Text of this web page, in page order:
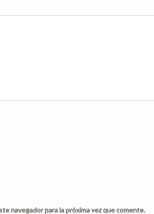
navegador para la próxima vez que comente.